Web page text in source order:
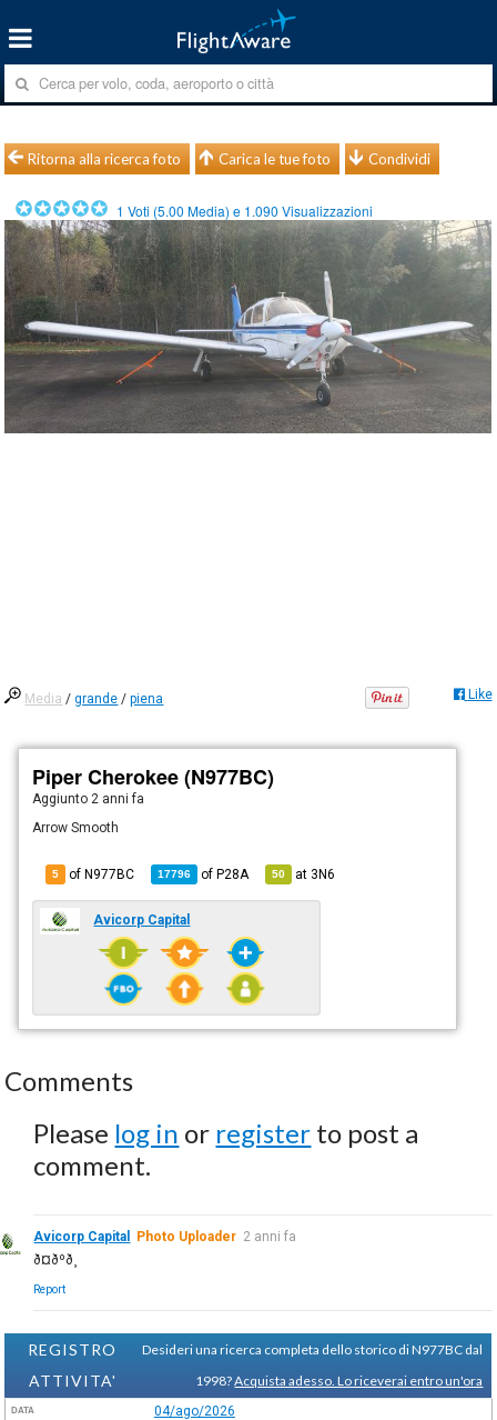
Ritorna alla ricerca foto Carica le tue foto Condividi
1 Voti (5.00 Media) e 1.090 Visualizzazioni
Media /grande /piena Like
Piper Cherokee (N977BC)
Aggiunto 2 anni fa
Arrow Smooth
5 of N977BC 17796 ofP28A 50 at 3N6
Avicorp Capital
Comments
Please log in or register to post a
comment.
Avicorp Capital Photo Uploader 2 anni fa
ð¤ðºð¸
Report
REGISTRO
ATTIVITA'
Desideri una ricerca completa dello storico di N977BC dal
1998?Acquista adesso. Lo riceverai entro un'ora
DATA 04/ago/2026